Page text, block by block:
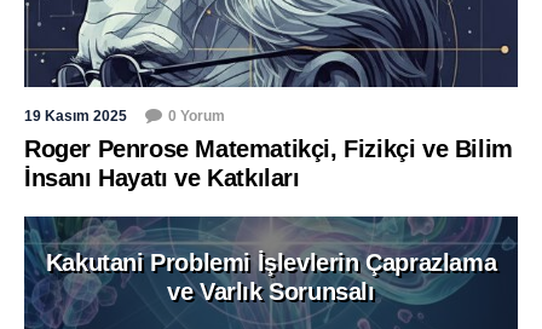
19 Kasım 2025 0 Yorum
Roger Penrose Matematikçi, Fizikçi ve Bilim
İnsanı Hayatı ve Katkıları
Kakutani Problemi İşlevlerin Çaprazlama
ve Varlık Sorunsalı